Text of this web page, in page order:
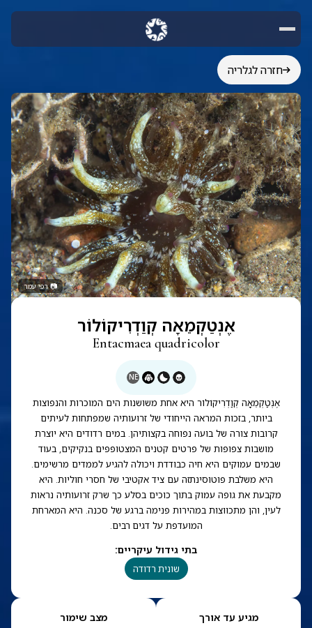
חזרה לגלריה
📷רפי עמר
אֶנְטַקְמֵאָה קְוַדְרִיקוֹלוֹר
Entacmaea quadricolor
NE
אֶנְטַקְמֵאָה קְוַדְרִיקוֹלוֹר היא אחת משושנות הים המוכרות והנפוצות
ביותר, בזכות המראה הייחודי של זרועותיה שמפתחות לעיתים
קרובות צורה של בועה נפוחה בקצותיהן. במים רדודים היא יוצרת
מושבות צפופות של פרטים קטנים המצטופפים בנקיקים, בעוד
שבמים עמוקים היא חיה כבודדת ויכולה להגיע לממדים מרשימים.
היא משלבת פוטוסינתזה עם ציד אקטיבי של חסרי חוליות. היא
מקבעת את גופה עמוק בתוך כוכים בסלע כך שרק זרועותיה נראות
לעין, והן מתכווצות במהירות פנימה ברגע של סכנה. היא המארחת
המועדפת על דגים רבים.
בתי גידול עיקריים:
שונית רדודה
מגיע עד אורך מצב שימור